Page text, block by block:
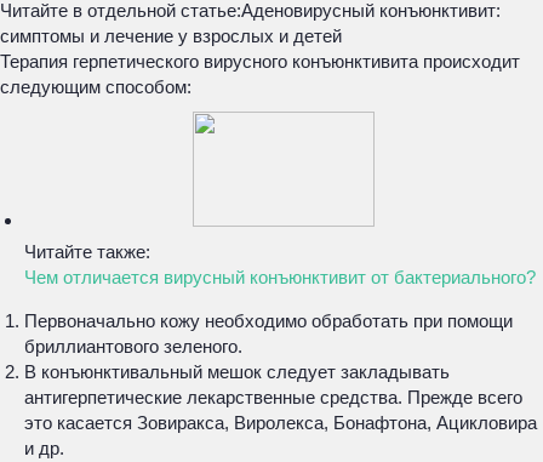
Читайте в отдельной статье:Аденовирусный конъюнктивит:
симптомы и лечение у взрослых и детей
Терапия герпетического вирусного конъюнктивита происходит
следующим способом:
Читайте также:
Чем отличается вирусный конъюнктивит от бактериального?
Первоначально кожу необходимо обработать при помощи
бриллиантового зеленого.
В конъюнктивальный мешок следует закладывать
антигерпетические лекарственные средства. Прежде всего
это касается Зовиракса, Виролекса, Бонафтона, Ацикловира
и др.